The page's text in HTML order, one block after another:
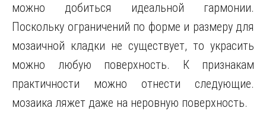
можно добиться идеальной гармонии.
Поскольку ограничений по форме и размеру для
мозаичной кладки не существует, то украсить
можно любую поверхность. К признакам
практичности можно отнести следующие.
мозаика ляжет даже на неровную поверхность.